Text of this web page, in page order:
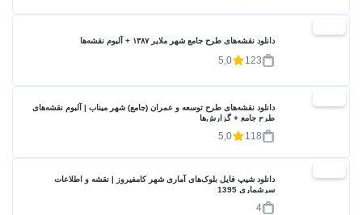
دانلود نقشه‌های طرح جامع شهر ملایر ۱۳۸۷ + آلبوم نقشه‌ها
123
5,0
دانلود نقشه‌های طرح توسعه و عمران (جامع) شهر میناب | آلبوم نقشه‌های
طرح جامع + گزارش‌ها
118
5,0
دانلود شیپ فایل بلوک‌های آماری شهر کامفیروز | نقشه و اطلاعات
سرشماری 1395
4